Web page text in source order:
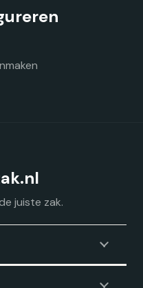
juiste zak.